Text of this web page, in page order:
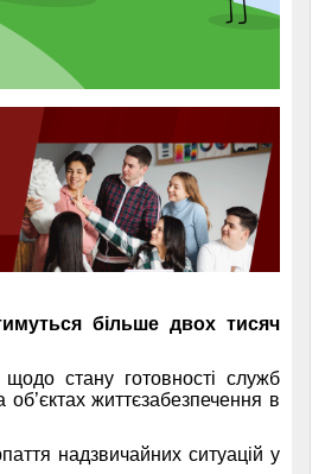
більше двох тисяч
стану готовності служб
об’єктах життєзабезпечення в
надзвичайних ситуацій у